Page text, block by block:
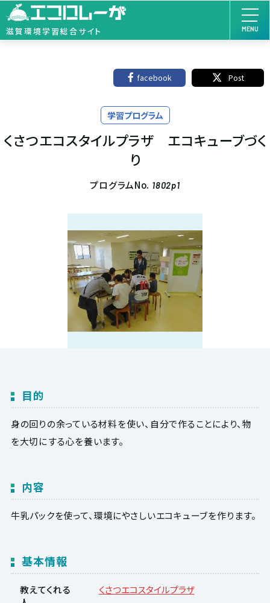
滋賀環境学習総合サイト MENU
facebook Post
学習プログラム
くさつエコスタイルプラザ エコキューブづく
り
プログラムNo. 1802p1
目的
身の回りの余っている材料を使い、自分で作ることにより、物
を大切にする心を養います。
内容
牛乳パックを使って、環境にやさしいエコキューブを作ります。
基本情報
教えてくれる
くさつエコスタイルプラザ